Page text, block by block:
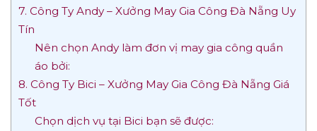
7. Công Ty Andy – Xưởng May Gia Công Đà Nẵng Uy
Tín
Nên chọn Andy làm đơn vị may gia công quần
áo bởi:
8. Công Ty Bici – Xưởng May Gia Công Đà Nẵng Giá
Tốt
Chọn dịch vụ tại Bici bạn sẽ được: